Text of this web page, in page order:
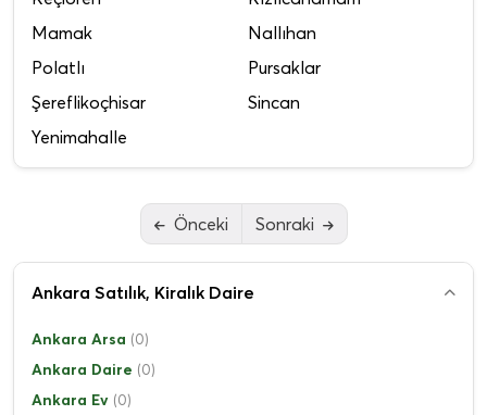
Ankara Satılık, Kiralık Daire
Ankara Arsa (0)
Ankara Daire (0)
Ankara Ev (0)
Mamak
Nallıhan
Polatlı
Pursaklar
Şereflikoçhisar
Sincan
Yenimahalle
Önceki Sonraki